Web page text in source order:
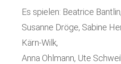
Es spielen: Beatrice
Susanne Dröge, Sabine
Kärn-Wilk,
Anna Ohlmann, Ute